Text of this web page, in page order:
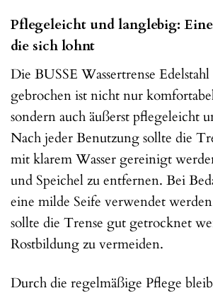
Pflegeleicht und langlebig:
die sich lohnt
Die BUSSE Wassertrense
gebrochen ist nicht nur
sondern auch äußerst pflegeleicht
Nach jeder Benutzung sollte die
mit klarem Wasser gereinigt
und Speichel zu entfernen. Bei
eine milde Seife verwendet
sollte die Trense gut getrocknet
Rostbildung zu vermeiden.
Durch die regelmäßige Pflege